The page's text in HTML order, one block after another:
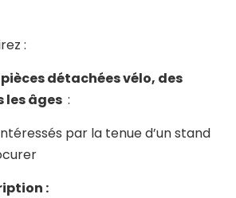
:
détachées vélo, des
les âges :
par la tenue d’un stand
: